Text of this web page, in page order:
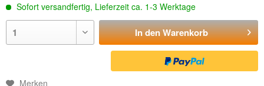
Sofort versandfertig, Lieferzeit ca. 1-3 Werktage
In denWarenkorb
Merken